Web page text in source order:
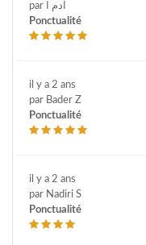
par آدم ا
Ponctualité
il y a 2 ans
par Bader Z
Ponctualité
il y a 2 ans
par Nadiri S
Ponctualité